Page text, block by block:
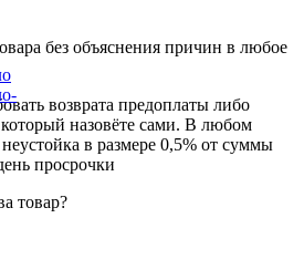
без объяснения причин в любое
возврата предоплаты либо
который назовёте сами. В любом
в размере 0,5% от суммы
просрочки
товар?